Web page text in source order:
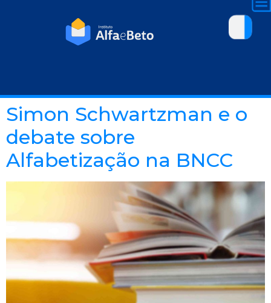
Simon Schwartzman e o
debate sobre
Alfabetização na BNCC